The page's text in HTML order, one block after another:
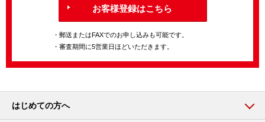
お客様登録はこちら
・郵送またはFAXでのお申し込みも可能です。
・審査期間に5営業日ほどいただきます。
はじめての方へ